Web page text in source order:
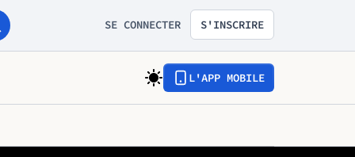
SE CONNECTER S'INSCRIRE
L'APP MOBILE